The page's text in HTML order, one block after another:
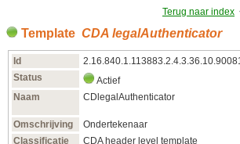
Terug naar index
Template CDA legalAuthenticator
Id
Status
Actief
Naam
CDlegalAuthenticator
Omschrijving
Ondertekenaar
Classificatie
CDA header level template